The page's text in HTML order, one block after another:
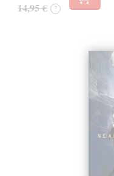
14,95 € ?